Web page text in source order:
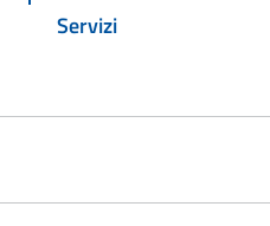
Servizi